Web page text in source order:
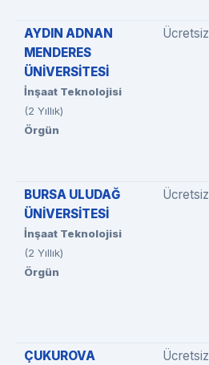
AYDIN ADNAN
MENDERES
ÜNİVERSİTESİ
İnşaat Teknolojisi
(2 Yıllık)
Örgün
Ücretsiz
BURSA ULUDAĞ
ÜNİVERSİTESİ
İnşaat Teknolojisi
(2 Yıllık)
Örgün
Ücretsiz
ÇUKUROVA Ücretsiz